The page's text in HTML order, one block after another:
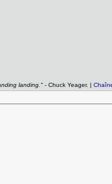
landing." - Chuck Yeager. |